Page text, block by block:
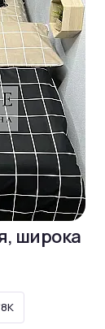
широка